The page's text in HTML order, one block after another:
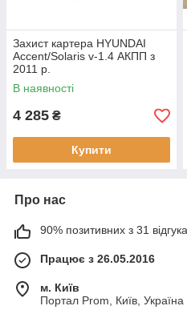
Захист картера HYUNDAI
Accent/Solaris v-1.4 АКПП з
2011 р.
В наявності
4 285 ₴
Купити
Про нас
90% позитивних з 31
Працює з 26.05.2016
м. Київ
Портал Prom, Київ, Україна